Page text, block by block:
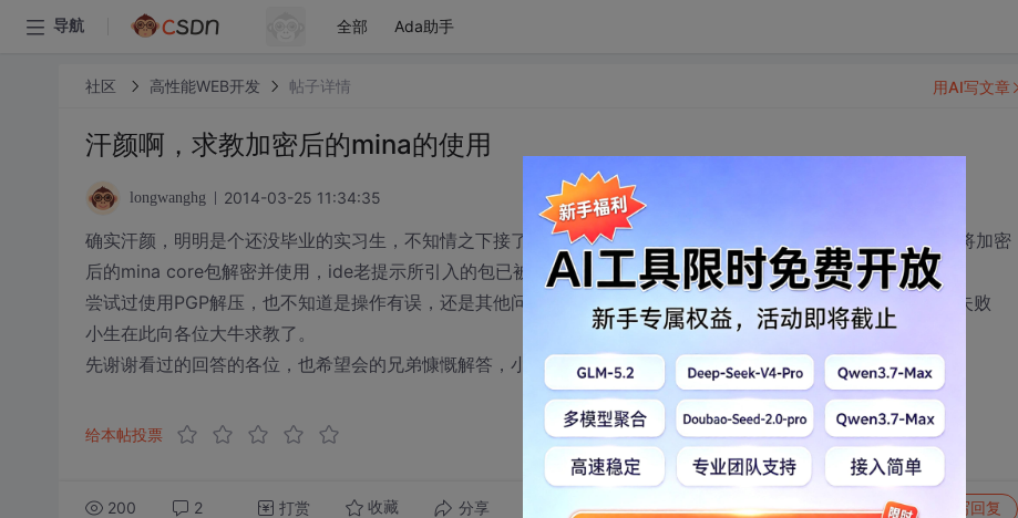
导航 全部 Ada助手
社区 高性能WEB开发 帖子详情
汗颜啊，求教加密后的mina的使用
longwanghg 2014-03-25 11:34:35
确实汗颜，明明是个还没毕业的实习生，不知情之下接了个要使用mina做服务器通讯的任务。开始就卡了：怎么将加密
后的mina core包解密并使用，ide老提示所引入的包已被加密。
尝试过使用PGP解压，也不知道是操作有误，还是其他问题.PGP一直connecting to keyserver.pgp.com，最后失败
小生在此向各位大牛求教了。
先谢谢看过的回答的各位，也希望会的兄弟慷慨解答，小生感激不尽
给本帖投票
200 2 打赏 收藏 分享 转发到动态 举报 写回复
用AI写文章